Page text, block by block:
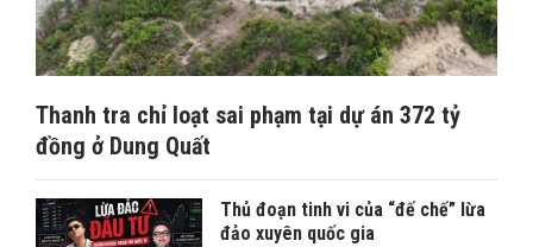
Thanh tra chỉ loạt sai phạm tại dự án 372 tỷ
đồng ở Dung Quất
Thủ đoạn tinh vi của “đế chế” lừa
đảo xuyên quốc gia